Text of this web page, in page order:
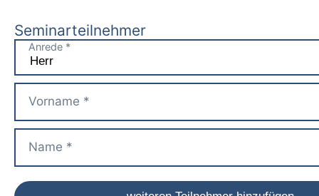
Seminarteilnehmer